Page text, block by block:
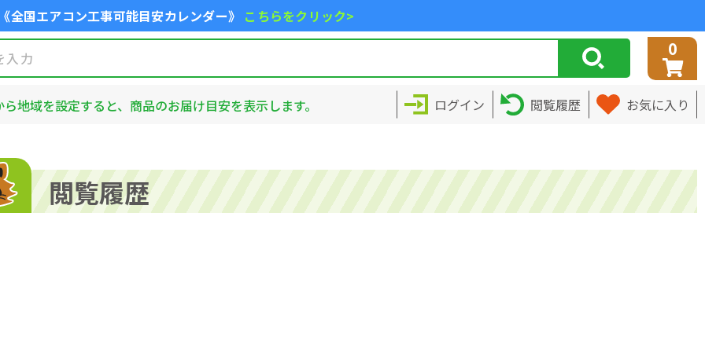
全国エアコン工事可能目安カレンダー》 こちらをクリック>
0
地域を設定すると、商品のお届け目安を表示します。 ログイン 閲覧履歴 お気に入り
閲覧履歴